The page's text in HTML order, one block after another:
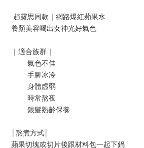
趙露思同款｜網路爆紅蘋果水
養顏美容喝出女神光好氣色
｜適合族群｜
	氣色不佳
	手腳冰冷
	身體虛弱
	時常熬夜
	銀髮熟齡保養
│熬煮方式│
蘋果切塊或切片後跟材料包一起下鍋